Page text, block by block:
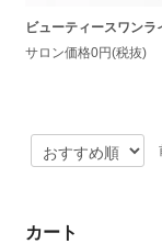
ビューティースワンラ
サロン価格0円(税抜)
カート